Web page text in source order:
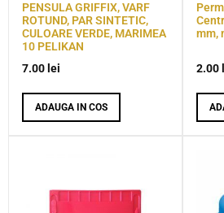
PENSULA GRIFFIX, VARF
ROTUND, PAR SINTETIC,
CULOARE VERDE, MARIMEA
10 PELIKAN
7.00 lei
ADAUGA IN COS
mm,
2.00